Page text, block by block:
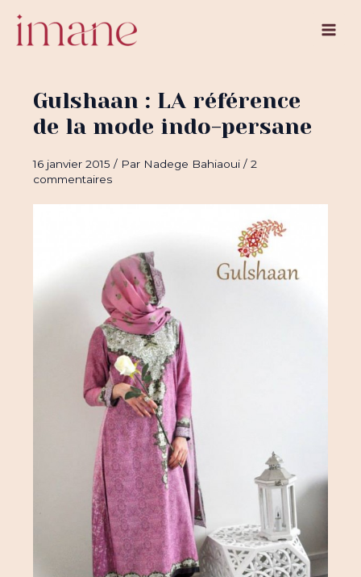
contenu
Main
Gulshaan : LA référence
de la mode indo-persane
16 janvier 2015/ Par Nadege Bahiaoui/2
commentaires